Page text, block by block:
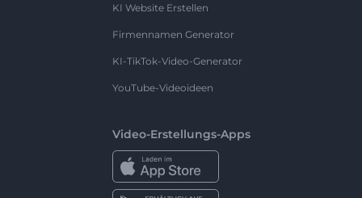
KI Website Erstellen
Firmennamen Generator
KI-TikTok-Video-Generator
YouTube-Videoideen
Video-Erstellungs-Apps